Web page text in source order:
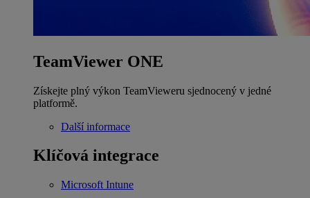
TeamViewer ONE
Získejte plný výkon TeamVieweru sjednocený v jedné
platformě.
Další informace
Klíčová integrace
Microsoft Intune